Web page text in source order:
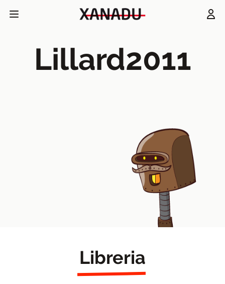
Lillard2011
Libreria